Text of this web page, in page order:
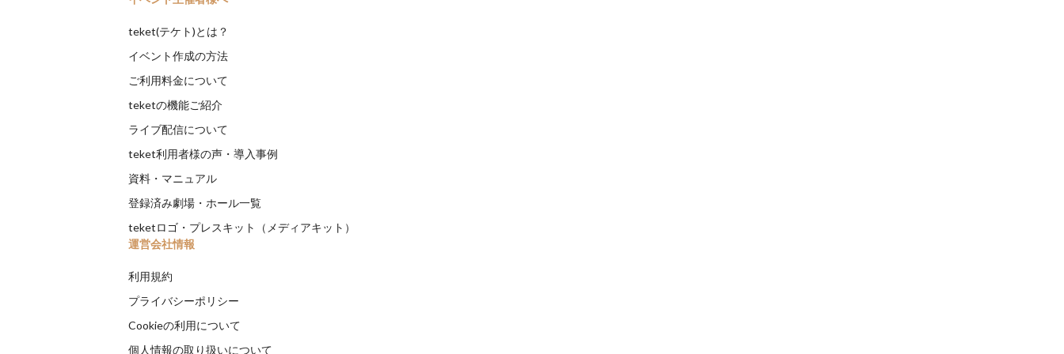
teket(テケト)とは？
イベント作成の方法
ご利用料金について
teketの機能ご紹介
ライブ配信について
teket利用者様の声・導入事例
資料・マニュアル
登録済み劇場・ホール一覧
teketロゴ・プレスキット（メディアキット）
運営会社情報
利用規約
プライバシーポリシー
Cookieの利用について
個人情報の取り扱いについて